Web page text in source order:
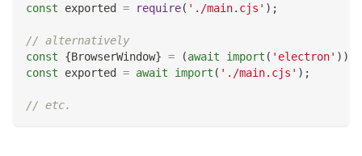
const exported = require( './main.cjs' ) ;
// alternatively
const
{BrowserWindow} = (await import ( 'electron' ) )
const exported = await import ( './main.cjs' ) ;
// etc.